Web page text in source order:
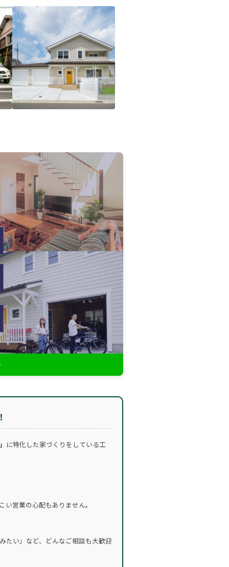
に特化した家づくりをしている工
営業の心配もありません。
たい」など、どんなご相談も大歓迎